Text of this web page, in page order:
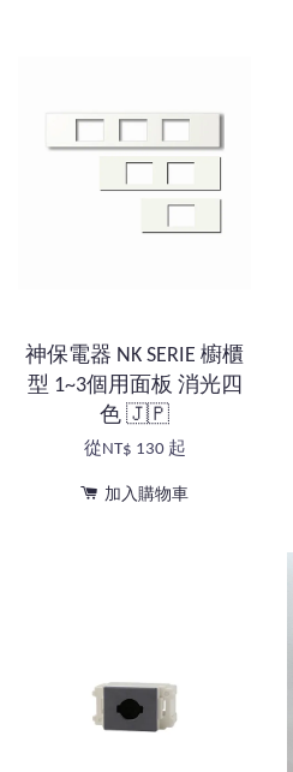
神保電器 NK SERIE 櫥櫃
型 1~3個用面板 消光四
色 🇯🇵
從NT$ 130 起
加入購物車